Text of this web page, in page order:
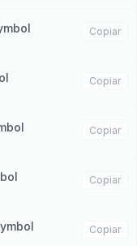
Copiar
Copiar
Copiar
Copiar
Copiar